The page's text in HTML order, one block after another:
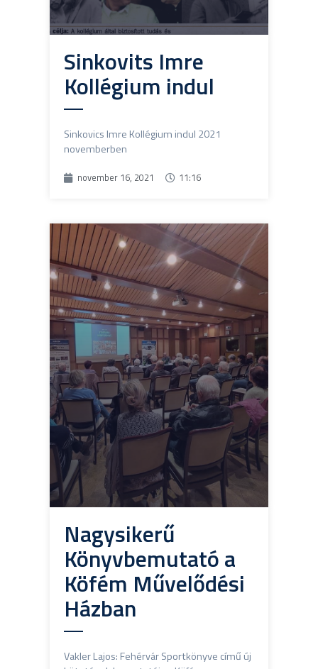
Sinkovits Imre
Kollégium indul
Sinkovics Imre Kollégium indul 2021
novemberben
november 16, 2021 11:16
Nagysikerű
Könyvbemutató a
Köfém Művelődési
Házban
Vakler Lajos: Fehérvár Sportkönyve című új